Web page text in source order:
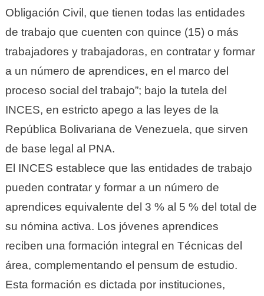
Obligación Civil, que tienen todas las entidades
de trabajo que cuenten con quince (15) o más
trabajadores y trabajadoras, en contratar y formar
a un número de aprendices, en el marco del
proceso social del trabajo”; bajo la tutela del
INCES, en estricto apego a las leyes de la
República Bolivariana de Venezuela, que sirven
de base legal al PNA.
El INCES establece que las entidades de trabajo
pueden contratar y formar a un número de
aprendices equivalente del 3 % al 5 % del total de
su nómina activa. Los jóvenes aprendices
reciben una formación integral en Técnicas del
área, complementando el pensum de estudio.
Esta formación es dictada por instituciones,